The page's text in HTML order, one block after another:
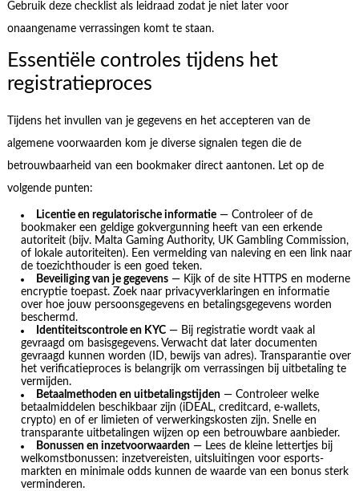
Gebruik deze checklist als leidraad zodat je niet later voor
onaangename verrassingen komt te staan.
Essentiële controles tijdens het
registratieproces
Tijdens het invullen van je gegevens en het accepteren van de
algemene voorwaarden kom je diverse signalen tegen die de
betrouwbaarheid van een bookmaker direct aantonen. Let op de
volgende punten:
Licentie en regulatorische informatie — Controleer of de
bookmaker een geldige gokvergunning heeft van een erkende
autoriteit (bijv. Malta Gaming Authority, UK Gambling Commission,
of lokale autoriteiten). Een vermelding van naleving en een link naar
de toezichthouder is een goed teken.
Beveiliging van je gegevens — Kijk of de site HTTPS en moderne
encryptie toepast. Zoek naar privacyverklaringen en informatie
over hoe jouw persoonsgegevens en betalingsgegevens worden
beschermd.
Identiteitscontrole en KYC — Bij registratie wordt vaak al
gevraagd om basisgegevens. Verwacht dat later documenten
gevraagd kunnen worden (ID, bewijs van adres). Transparantie over
het verificatieproces is belangrijk om verrassingen bij uitbetaling te
vermijden.
Betaalmethoden en uitbetalingstijden — Controleer welke
betaalmiddelen beschikbaar zijn (iDEAL, creditcard, e-wallets,
crypto) en of er limieten of verwerkingskosten zijn. Snelle en
transparante uitbetalingen wijzen op een betrouwbare aanbieder.
Bonussen en inzetvoorwaarden — Lees de kleine lettertjes bij
welkomstbonussen: inzetvereisten, uitsluitingen voor esports-
markten en minimale odds kunnen de waarde van een bonus sterk
verminderen.